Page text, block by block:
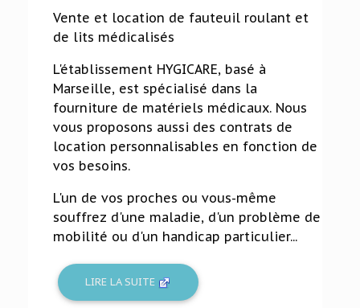
Vente et location de fauteuil roulant et
de lits médicalisés
L'établissement HYGICARE, basé à
Marseille, est spécialisé dans la
fourniture de matériels médicaux. Nous
vous proposons aussi des contrats de
location personnalisables en fonction de
vos besoins.
L'un de vos proches ou vous-même
souffrez d'une maladie, d'un problème de
mobilité ou d'un handicap particulier...
LIRE LA SUITE